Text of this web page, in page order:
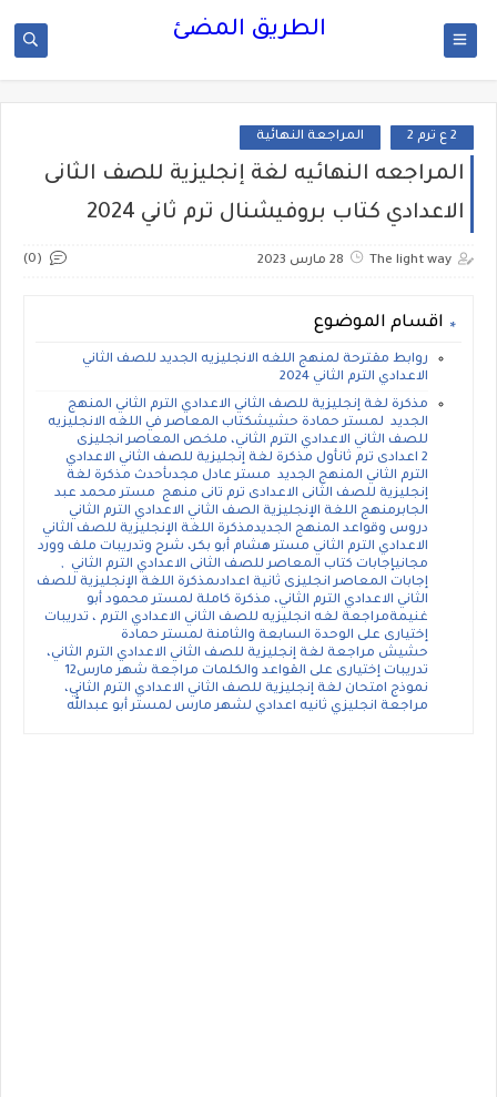
الطريق المضئ
2 ع ترم 2 المراجعة النهائية
المراجعه النهائيه لغة إنجليزية للصف الثانى
الاعدادي كتاب بروفيشنال ترم ثاني 2024
The light way 28 مارس 2023 (0)
اقسام الموضوع
روابط مقترحة لمنهج اللغه الانجليزيه الجديد للصف الثاني
الاعدادي الترم الثاني 2024
مذكرة لغة إنجليزية للصف الثاني الاعدادي الترم الثاني المنهج
الجديد لمستر حمادة حشيشكتاب المعاصر في اللغه الانجليزيه
للصف الثاني الاعدادي الترم الثاني، ملخص المعاصر انجليزى
2 اعدادى ترم ثانأول مذكرة لغة إنجليزية للصف الثاني الاعدادي
الترم الثاني المنهج الجديد مستر عادل مجدىأحدث مذكرة لغة
إنجليزية للصف الثانى الاعدادى ترم تانى منهج مستر محمد عبد
الجابرمنهج اللغة الإنجليزية الصف الثاني الاعدادي الترم الثاني
دروس وقواعد المنهج الجديدمذكرة اللغة الإنجليزية للصف الثاني
الاعدادي الترم الثاني مستر هشام أبو بكر، شرح وتدريبات ملف وورد
مجانيإجابات كتاب المعاصر للصف الثانى الاعدادي الترم الثاني ,
إجابات المعاصر انجليزى ثانية اعدادىمذكرة اللغة الإنجليزية للصف
الثاني الاعدادي الترم الثاني، مذكرة كاملة لمستر محمود أبو
غنيمةمراجعة لغه انجليزيه للصف الثاني الاعدادي الترم ، تدريبات
إختيارى على الوحدة السابعة والثامنة لمستر حمادة
حشيش مراجعة لغة إنجليزية للصف الثاني الاعدادي الترم الثاني،
تدريبات إختيارى على القواعد والكلمات مراجعة شهر مارس12
نموذج امتحان لغة إنجليزية للصف الثاني الاعدادي الترم الثاني،
مراجعة انجليزي ثانيه اعدادي لشهر مارس لمستر أبو عبدالله